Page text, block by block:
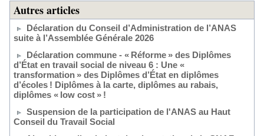
Autres articles
Déclaration du Conseil d’Administration de l’ANAS
suite à l’Assemblée Générale 2026
Déclaration commune - « Réforme » des Diplômes
d’État en travail social de niveau 6 : Une «
transformation » des Diplômes d’État en diplômes
d’écoles ! Diplômes à la carte, diplômes au rabais,
diplômes « low cost » !
Suspension de la participation de l'ANAS au Haut
Conseil du Travail Social